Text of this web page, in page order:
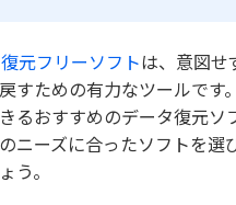
元フリーソフトは、意図せ
すための有力なツールです
るおすすめのデータ復元ソ
ニーズに合ったソフトを選
う。